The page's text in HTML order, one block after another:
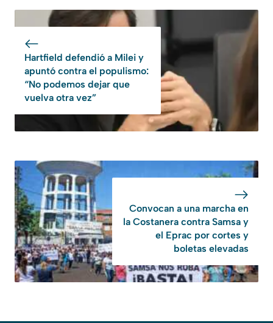
Hartfield defendió a Milei y
apuntó contra el populismo:
“No podemos dejar que
vuelva otra vez”
Convocan a una marcha en
la Costanera contra Samsa y
el Eprac por cortes y
boletas elevadas